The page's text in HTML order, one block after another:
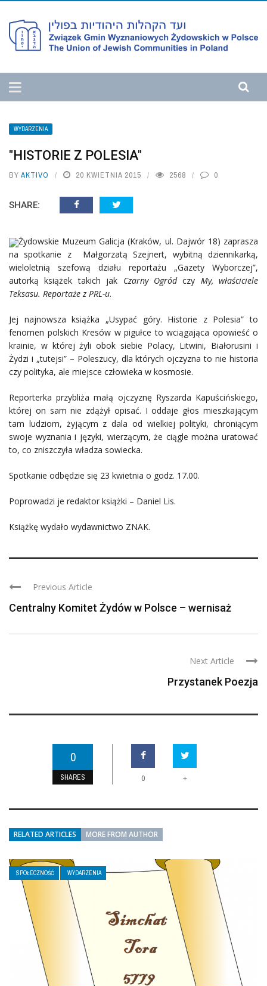
WYDARZENIA
"HISTORIE Z POLESIA"
BY AKTIVO 20 KWIETNIA 2015 2568 0
SHARE:
Żydowskie Muzeum Galicja (Kraków, ul. Dajwór 18) zaprasza
na spotkanie z Małgorzatą Szejnert, wybitną dziennikarką,
wieloletnią szefową działu reportażu „Gazety Wyborczej”,
autorką książek takich jak Czarny Ogródczy My, właściciele
Teksasu. Reportaże z PRL-u.
Jej najnowsza książka „Usypać góry. Historie z Polesia” to
fenomen polskich Kresów w pigułce to wciągająca opowieść o
krainie, w której żyli obok siebie Polacy, Litwini, Białorusini i
Żydzi i „tutejsi” – Poleszucy, dla których ojczyzna to nie historia
czy polityka, ale miejsce człowieka w kosmosie.
Reporterka przybliża małą ojczyznę Ryszarda Kapuścińskiego,
której on sam nie zdążył opisać. I oddaje głos mieszkającym
tam ludziom, żyjącym z dala od wielkiej polityki, chroniącym
swoje wyznania i języki, wierzącym, że ciągle można uratować
to, co zniszczyła władza sowiecka.
Spotkanie odbędzie się 23 kwietnia o godz. 17.00.
Poprowadzi je redaktor książki – Daniel Lis.
Książkę wydało wydawnictwo ZNAK.
Previous Article
Centralny Komitet Żydów w Polsce – wernisaż
Next Article
Przystanek Poezja
0
SHARES 0 +
RELATED ARTICLES MORE FROM AUTHOR
SPOŁECZNOŚĆ WYDARZENIA